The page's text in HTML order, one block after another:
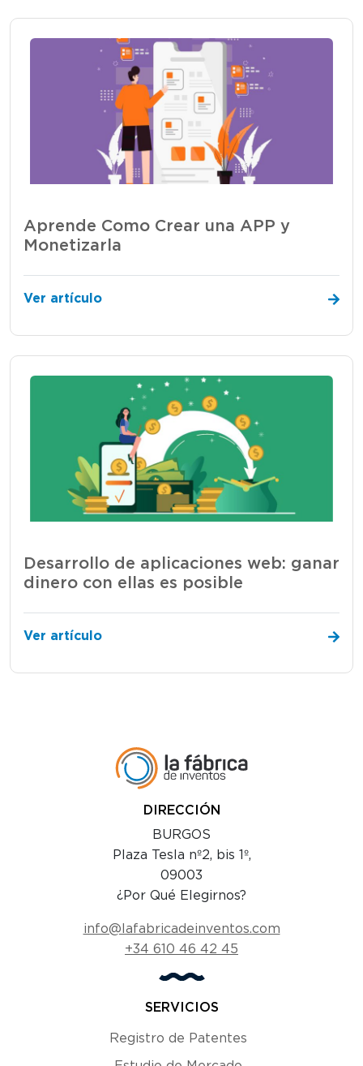
Aprende Como Crear una APP y
Monetizarla
Ver artículo
Desarrollo de aplicaciones web: ganar
dinero con ellas es posible
Ver artículo
DIRECCIÓN
BURGOS
Plaza Tesla nº2, bis 1º,
09003
¿Por Qué Elegirnos?
info@lafabricadeinventos.com
+34 610 46 42 45
SERVICIOS
Registro de Patentes